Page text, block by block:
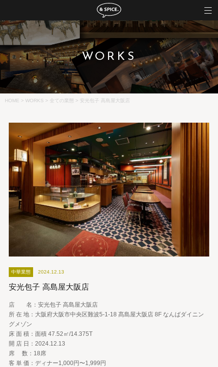
WORKS
HOME > WORKS > 全ての業態 > 安光包子 高島屋大阪店
中華業態 2024.12.13
安光包子 高島屋大阪店
店 名：安光包子 高島屋大阪店
所 在 地：大阪府大阪市中央区難波5-1-18 髙島屋大阪店 8F なんばダイニン
グメゾン
床 面 積：面積 47.52㎡/14.375T
開 店 日：2024.12.13
席 数：18席
客 単 価：ディナー1,000円〜1,999円